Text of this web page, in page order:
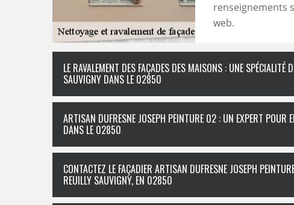
renseignements
web.
LE RAVALEMENT DES FAÇADES DES MAISONS : UNE
SAUVIGNY DANS LE 02850
ARTISAN DUFRESNE JOSEPH PEINTURE 02 : UN EXPERT POUR
DANS LE 02850
CONTACTEZ LE FAÇADIER ARTISAN DUFRESNE JOSEPH
REUILLY SAUVIGNY, EN 02850